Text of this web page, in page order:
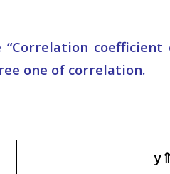
coefficient
one of correlation.
y⇑